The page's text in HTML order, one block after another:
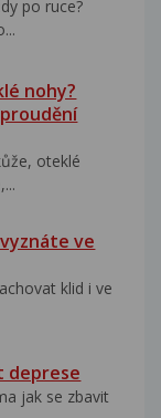
po ruce?
nohy?
oteklé
vyznáte ve
klid i ve
deprese
jak se zbavit